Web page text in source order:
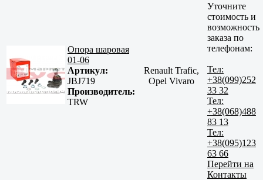
Опора шаровая
01-06
Артикул:
JBJ719
Производитель:
TRW
Renault Trafic,
Opel Vivaro
Уточните
стоимость и
возможность
заказа по
телефонам:
Тел:
+38(099)252
33 32
Тел:
+38(068)488
83 13
Тел:
+38(095)123
63 66
Перейти на
Контакты